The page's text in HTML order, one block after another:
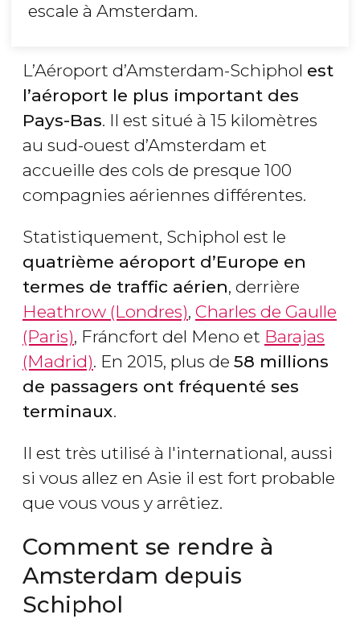
escale à Amsterdam.
L’Aéroport d’Amsterdam-Schiphol est
l’aéroport le plus important des
Pays-Bas. Il est situé à 15 kilomètres
au sud-ouest d’Amsterdam et
accueille des cols de presque 100
compagnies aériennes différentes.
Statistiquement, Schiphol est le
quatrième aéroport d’Europe en
termes de traffic aérien, derrière
Heathrow (Londres), Charles de Gaulle
(Paris), Fráncfort del Meno et Barajas
(Madrid). En 2015, plus de 58 millions
de passagers ont fréquenté ses
terminaux.
Il est très utilisé à l'international, aussi
si vous allez en Asie il est fort probable
que vous vous y arrêtiez.
Comment se rendre à
Amsterdam depuis
Schiphol